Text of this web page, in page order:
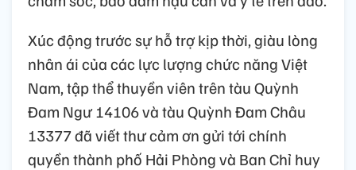
Xúc động trước sự hỗ trợ kịp thời, giàu lòng
nhân ái của các lực lượng chức năng Việt
Nam, tập thể thuyền viên trên tàu Quỳnh
Đam Ngư 14106 và tàu Quỳnh Đam Châu
13377 đã viết thư cảm ơn gửi tới chính
quyền thành phố Hải Phòng và Ban Chỉ huy